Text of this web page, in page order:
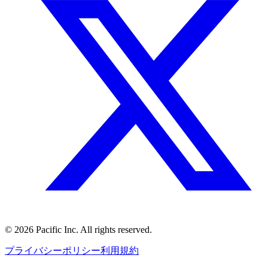
© 2026 Pacific Inc. All rights reserved.
プライバシーポリシー利用規約